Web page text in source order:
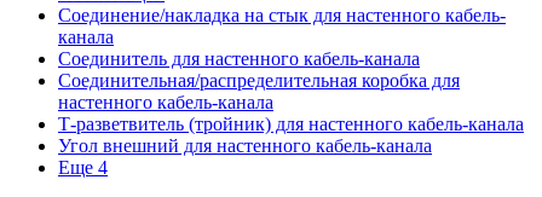
Соединение/накладка на стык для настенного кабель-
канала
Соединитель для настенного кабель-канала
Соединительная/распределительная коробка для
настенного кабель-канала
Т-разветвитель (тройник) для настенного кабель-канала
Угол внешний для настенного кабель-канала
Еще 4